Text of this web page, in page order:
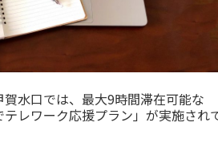
水口では、最大9時間滞在可能な
テレワーク応援プラン」が実施され